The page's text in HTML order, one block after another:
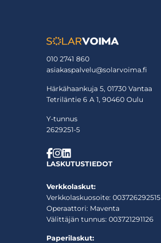
010 2741 860
asiakaspalvelu@solarvoima.fi
Härkähaankuja 5, 01730 Vantaa
Tetriläntie 6 A 1, 90460 Oulu
Y-tunnus
2629251-5
LASKUTUSTIEDOT
Verkkolaskut:
Verkkolaskuosoite: 003726292515
Operaattori: Maventa
Välittäjän tunnus: 003721291126
Paperilaskut: